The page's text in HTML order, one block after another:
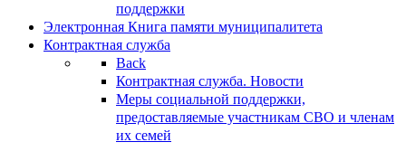
поддержки
Электронная Книга памяти муниципалитета
Контрактная служба
Back
Контрактная служба. Новости
Меры социальной поддержки,
предоставляемые участникам СВО и членам
их семей